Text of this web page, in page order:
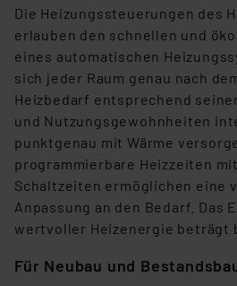
Daten in den USA. Ihre
Cookies dieser Drittanbieter
die Verarbeitung Ihrer Daten in
(1) lit. a DSGVO. Nähere Infos zu
und zu der jeweiligen
der Datenschutzerklärung. Für
Angemessenheitsbeschluss der
dass die USA als Land mit
Datenschutz nach EU-
besteht etwa das Risiko, dass
personenbezogene Daten in
Die Heizungssteuerungen des
erlauben den schnellen und
eines automatischen
sich jeder Raum genau nach
Heizbedarf entsprechend
und Nutzungsgewohnheiten
punktgenau mit Wärme
programmierbare Heizzeiten mit
Schaltzeiten ermöglichen eine
Anpassung an den Bedarf. Das
wertvoller Heizenergie beträgt
Für Neubau und